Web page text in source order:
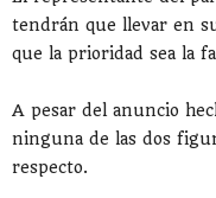
tendrán que llevar en
que la prioridad sea la
A pesar del anuncio
ninguna de las dos
respecto.